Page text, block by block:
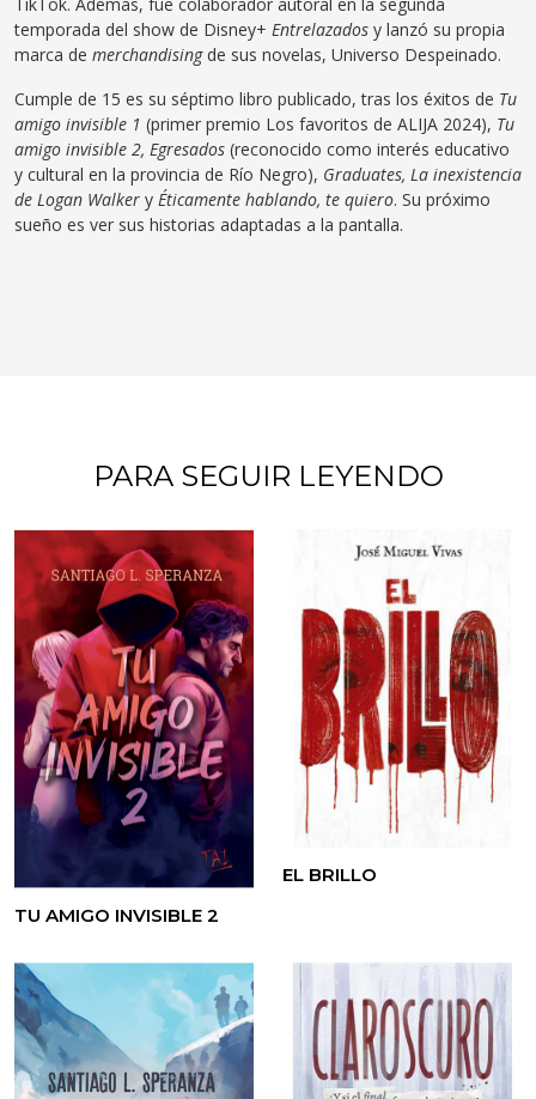
temporada del show de Disney+ Entrelazados y lanzó su propia
marca de merchandising de sus novelas, Universo Despeinado.
Cumple de 15 es su séptimo libro publicado, tras los éxitos de Tu
amigo invisible 1 (primer premio Los favoritos de ALIJA 2024), Tu
amigo invisible 2, Egresados (reconocido como interés educativo
y cultural en la provincia de Río Negro), Graduates, La inexistencia
de Logan Walker y Éticamente hablando, te quiero. Su próximo
sueño es ver sus historias adaptadas a la pantalla.
PARA SEGUIR LEYENDO
TU AMIGO INVISIBLE 2
EL BRILLO